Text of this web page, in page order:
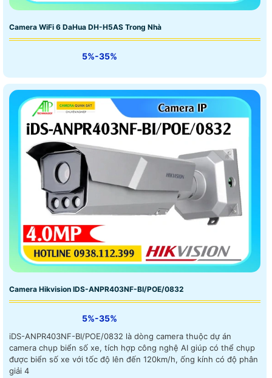
Camera WiFi 6 DaHua DH-H5AS Trong Nhà
5%-35%
Camera Hikvision IDS-ANPR403NF-BI/POE/0832
5%-35%
iDS-ANPR403NF-BI/POE/0832 là dòng camera thuộc dự án
camera chụp biển số xe, tích hợp công nghệ AI giúp có thể chụp
được biển số xe với tốc độ lên đến 120km/h, ống kính có độ phân
giải 4